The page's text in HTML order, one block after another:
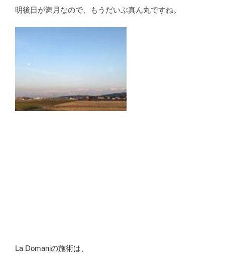
明後日が満月なので、もうだいぶ真ん丸ですね。
La Domaniの施術は、